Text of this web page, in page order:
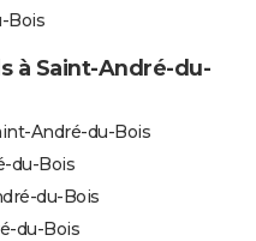
Bois
à Saint-André-du-
André-du-Bois
du-Bois
du-Bois
du-Bois